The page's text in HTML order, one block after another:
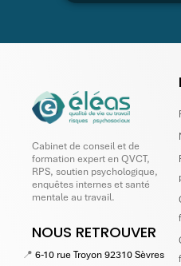
Cabinet de conseil et de
formation expert en QVCT,
RPS, soutien psychologique,
enquêtes internes et santé
mentale au travail.
NOUS RETROUVER
📍 6-10 rue Troyon 92310 Sèvres